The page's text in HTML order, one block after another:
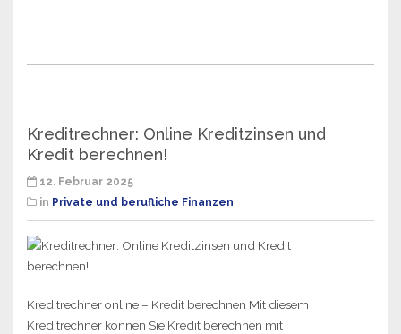
Kreditrechner: Online Kreditzinsen und
Kredit berechnen!
12. Februar 2025
in Private und berufliche Finanzen
Kreditrechner online – Kredit berechnen Mit diesem
Kreditrechner können Sie Kredit berechnen mit